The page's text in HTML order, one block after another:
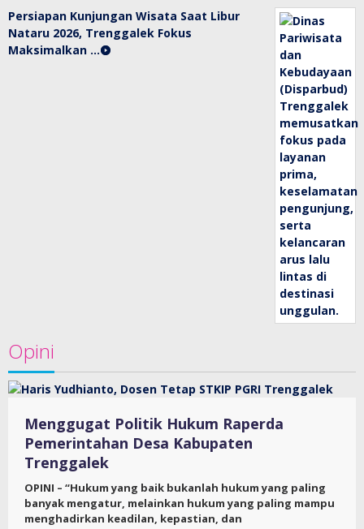
Persiapan Kunjungan Wisata Saat Libur
Nataru 2026, Trenggalek Fokus
Maksimalkan …
Opini
Menggugat Politik Hukum Raperda
Pemerintahan Desa Kabupaten
Trenggalek
OPINI – “Hukum yang baik bukanlah hukum yang paling
banyak mengatur, melainkan hukum yang paling mampu
menghadirkan keadilan, kepastian, dan